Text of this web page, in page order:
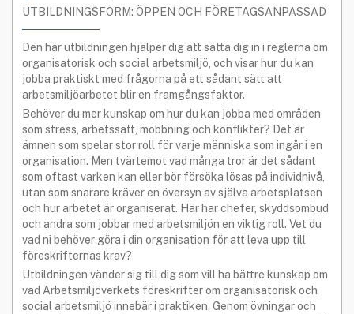
UTBILDNINGSFORM: ÖPPEN OCH FÖRETAGSANPASSAD
Den här utbildningen hjälper dig att sätta dig in i reglerna om
organisatorisk och social arbetsmiljö, och visar hur du kan
jobba praktiskt med frågorna på ett sådant sätt att
arbetsmiljöarbetet blir en framgångsfaktor.
Behöver du mer kunskap om hur du kan jobba med områden
som stress, arbetssätt, mobbning och konflikter? Det är
ämnen som spelar stor roll för varje människa som ingår i en
organisation. Men tvärtemot vad många tror är det sådant
som oftast varken kan eller bör försöka lösas på individnivå,
utan som snarare kräver en översyn av själva arbetsplatsen
och hur arbetet är organiserat. Här har chefer, skyddsombud
och andra som jobbar med arbetsmiljön en viktig roll. Vet du
vad ni behöver göra i din organisation för att leva upp till
föreskrifternas krav?
Utbildningen vänder sig till dig som vill ha bättre kunskap om
vad Arbetsmiljöverkets föreskrifter om organisatorisk och
social arbetsmiljö innebär i praktiken. Genom övningar och